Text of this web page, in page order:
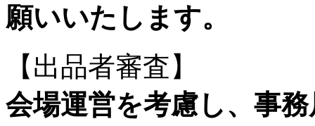
願いいたします。
【出品者審査】
会場運営を考慮し、事